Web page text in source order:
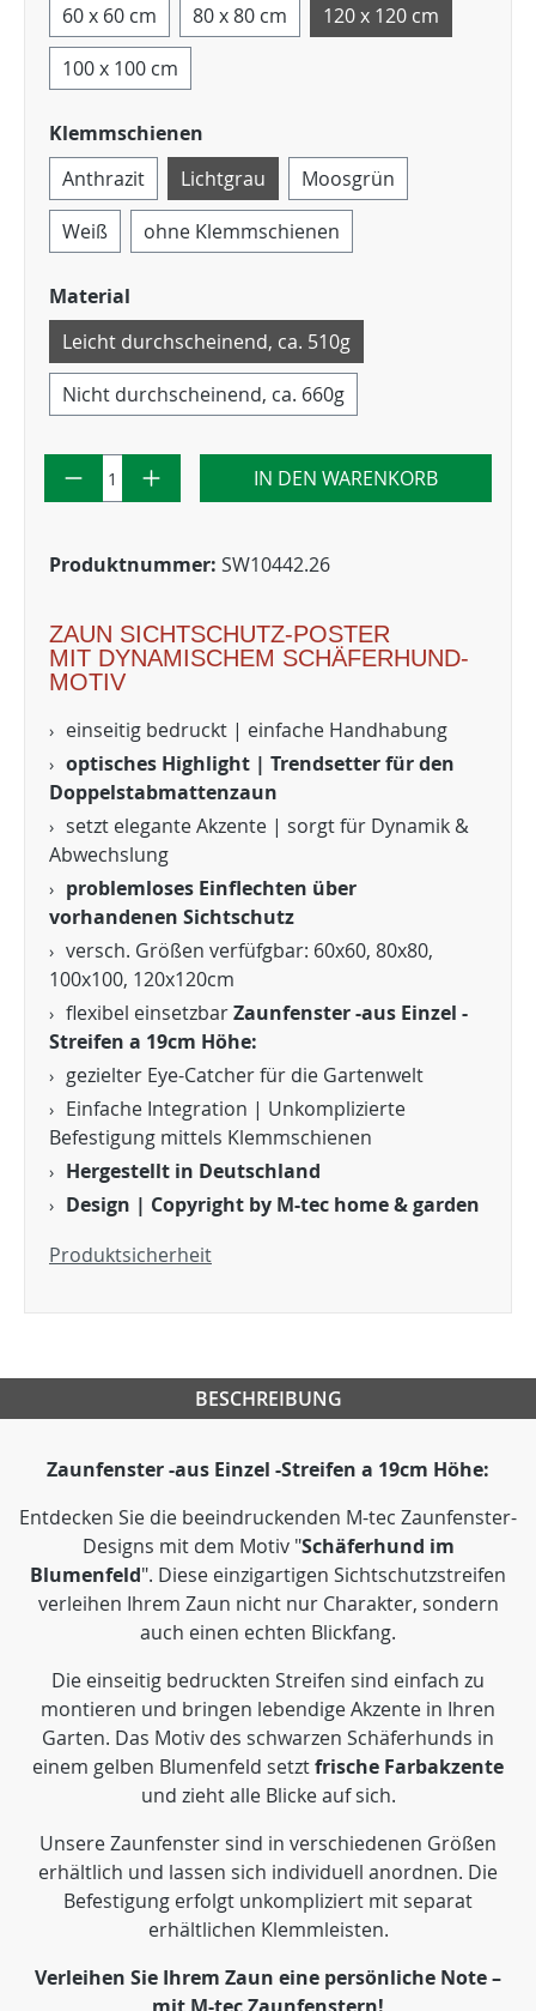
60 x 60 cm
80 x 80 cm
120 x 120 cm
100 x 100 cm
Klemmschienen
Anthrazit
Lichtgrau
Moosgrün
Weiß
ohne Klemmschienen
Material
Leicht durchscheinend, ca. 510g
Nicht durchscheinend, ca. 660g
IN DEN WARENKORB
Produktnummer: SW10442.26
ZAUN SICHTSCHUTZ-POSTER
MIT DYNAMISCHEM SCHÄFERHUND-
MOTIV
einseitig bedruckt | einfache Handhabung
optisches Highlight | Trendsetter für den
Doppelstabmattenzaun
setzt elegante Akzente | sorgt für Dynamik &
Abwechslung
problemloses Einflechten über
vorhandenen Sichtschutz
versch. Größen verfüfgbar: 60x60, 80x80,
100x100, 120x120cm
flexibel einsetzbarZaunfenster -aus Einzel -
Streifen a 19cm Höhe:
gezielter Eye-Catcher für die Gartenwelt
Einfache Integration | Unkomplizierte
Befestigung mittels Klemmschienen
Hergestellt in Deutschland
Design | Copyright by M-tec home & garden
Produktsicherheit
BESCHREIBUNG
Zaunfenster -aus Einzel -Streifen a 19cm Höhe:
Entdecken Sie die beeindruckenden M-tec Zaunfenster-
Designs mit dem Motiv "Schäferhund im
Blumenfeld". Diese einzigartigen Sichtschutzstreifen
verleihen Ihrem Zaun nicht nur Charakter, sondern
auch einen echten Blickfang.
Die einseitig bedruckten Streifen sind einfach zu
montieren und bringen lebendige Akzente in Ihren
Garten. Das Motiv des schwarzen Schäferhunds in
einem gelben Blumenfeld setztfrische Farbakzente
und zieht alle Blicke auf sich.
Unsere Zaunfenster sind in verschiedenen Größen
erhältlich und lassen sich individuell anordnen. Die
Befestigung erfolgt unkompliziert mit separat
erhältlichen Klemmleisten.
Verleihen Sie Ihrem Zaun eine persönliche Note –